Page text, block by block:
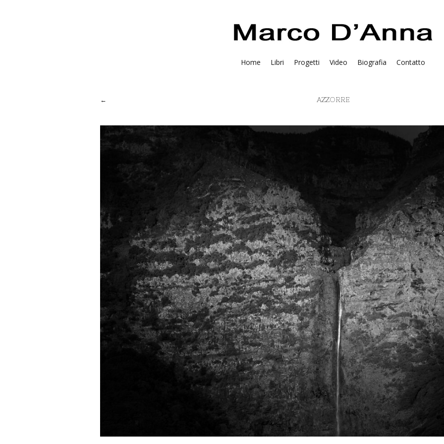
Home Libri Progetti Video Biografia Contatto
AZZORRE